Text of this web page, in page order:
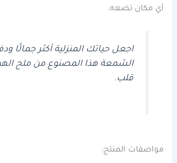
أي مكان تضعه.
اجعل حياتك المنزلية أكثر جمالًا
الشمعة هذا المصنوع من ملح
قلب.
مواصفات المنتج: